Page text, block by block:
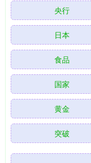
央行
日本
食品
国家
黄金
突破